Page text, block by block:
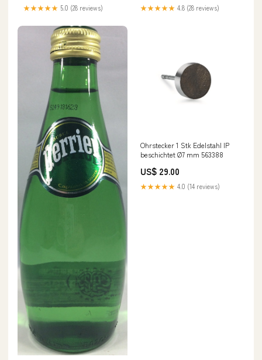
★★★★★ 5.0 (28 reviews) ★★★★★ 4.8 (28 reviews)
Ohrstecker 1 Stk Edelstahl IP
beschichtet Ø7 mm 563388
US$ 29.00
★★★★★ 4.0 (14 reviews)